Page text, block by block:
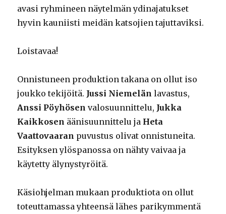
avasi ryhmineen näytelmän ydinajatukset
hyvin kauniisti meidän katsojien tajuttaviksi.
Loistavaa!
Onnistuneen produktion takana on ollut iso
joukko tekijöitä. Jussi Niemelänlavastus,
Anssi Pöyhösen valosuunnittelu, Jukka
Kaikkosen äänisuunnittelu ja Heta
Vaattovaaran puvustus olivat onnistuneita.
Esityksen ylöspanossa on nähty vaivaa ja
käytetty älynystyröitä.
Käsiohjelman mukaan produktiota on ollut
toteuttamassa yhteensä lähes parikymmentä